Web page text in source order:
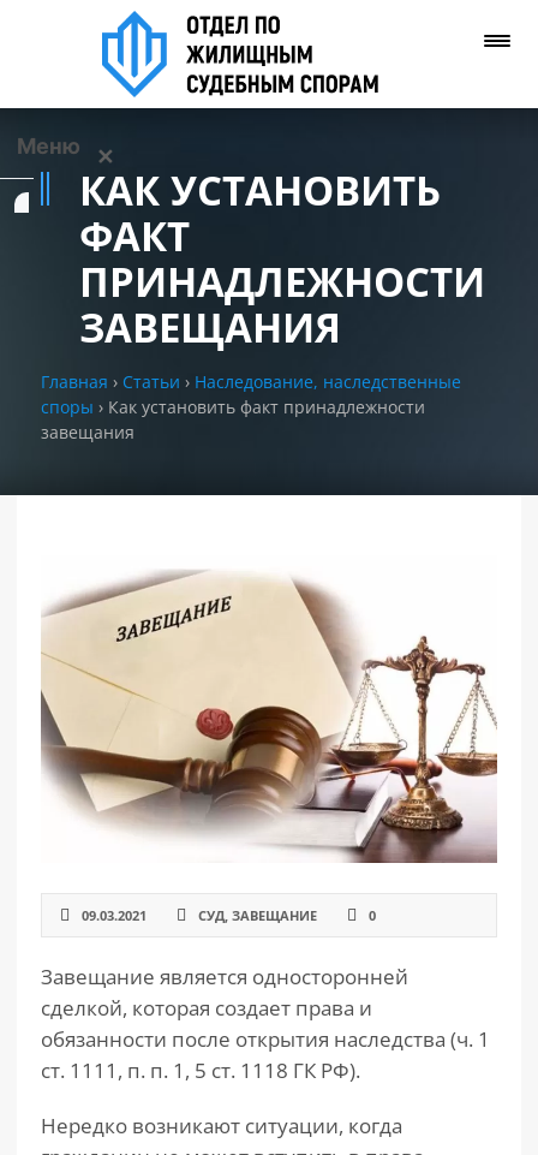
Меню ✕
Задать вопрос
(WhatsApp)
РАЗДЕЛЫ
САЙТА
КАК УСТАНОВИТЬ
ФАКТ
ПРИНАДЛЕЖНОСТИ
ЗАВЕЩАНИЯ
Главная › Статьи › Наследование, наследственные
споры › Как установить факт принадлежности
завещания
09.03.2021 СУД, ЗАВЕЩАНИЕ 0
Завещание является односторонней
сделкой, которая создает права и
обязанности после открытия наследства (ч. 1
ст. 1111, п. п. 1, 5 ст. 1118 ГК РФ).
Нередко возникают ситуации, когда